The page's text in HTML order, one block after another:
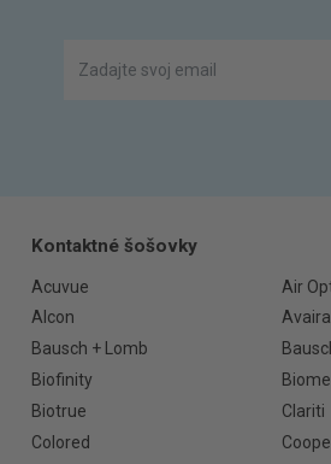
Kontaktné šošovky
Acuvue
Air
Alcon
Bausch + Lomb
Biofinity
Biotrue
Clariti
Colored